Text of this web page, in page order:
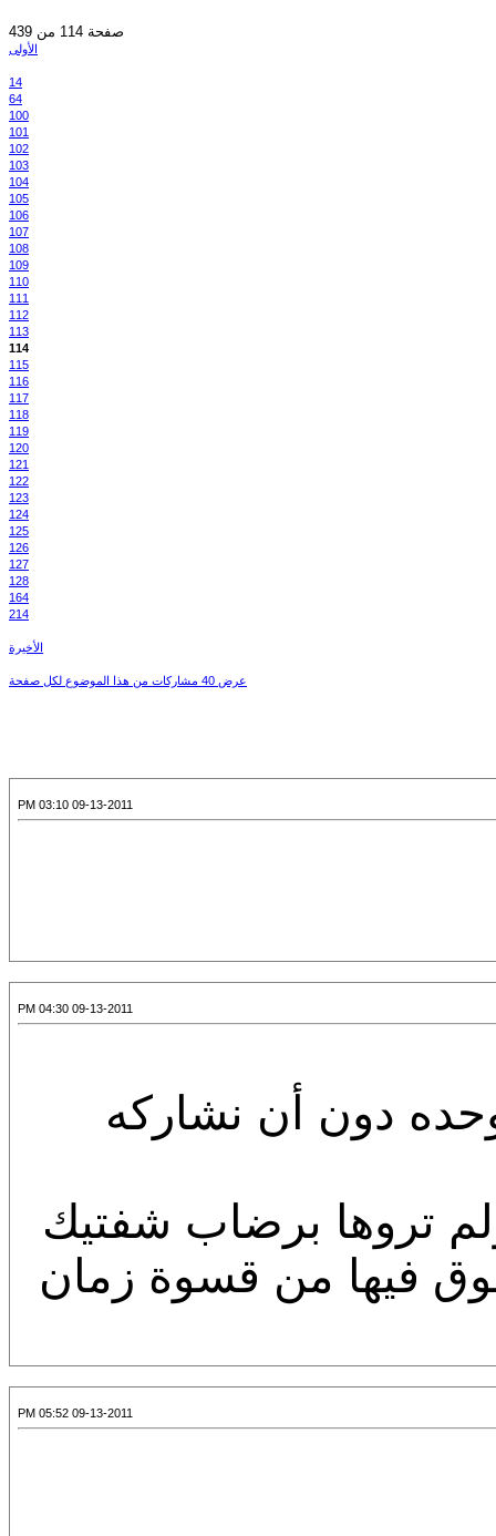
صفحة 114 من 439
الأولى
14
64
100
101
102
103
104
105
106
107
108
109
110
111
112
113
114
115
116
117
118
119
120
121
122
123
124
125
126
127
128
164
214
الأخيرة
عرض 40 مشاركات من هذا الموضوع لكل صفحة
09-13-2011 03:10 PM
09-13-2011 04:30 PM
دون أن نشاركه
تروها برضاب شفتيك
فيها من قسوة زمان
09-13-2011 05:52 PM